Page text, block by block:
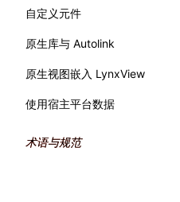
Preact DevTools
分析 JavaScript
原生模块
全局内存查询
自定义元件
原生库与 Autolink
原生视图嵌入 LynxView
使用宿主平台数据
术语与规范